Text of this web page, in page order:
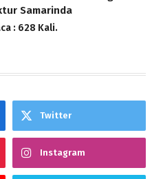
Samarinda
: 628 Kali.
Twitter
Instagram